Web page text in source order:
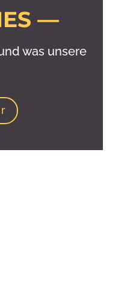
—
was unsere